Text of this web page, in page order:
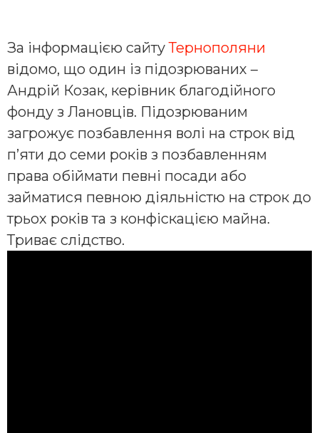
За інформацією сайтуТернополяни
відомо, що один із підозрюваних –
Андрій Козак, керівник благодійного
фонду з Лановців. Підозрюваним
загрожує позбавлення волі на строк від
п’яти до семи років з позбавленням
права обіймати певні посади або
займатися певною діяльністю на строк до
трьох років та з конфіскацією майна.
Триває слідство.